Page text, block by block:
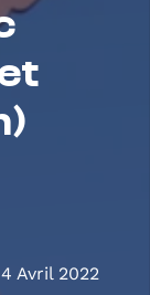
Avril 2022